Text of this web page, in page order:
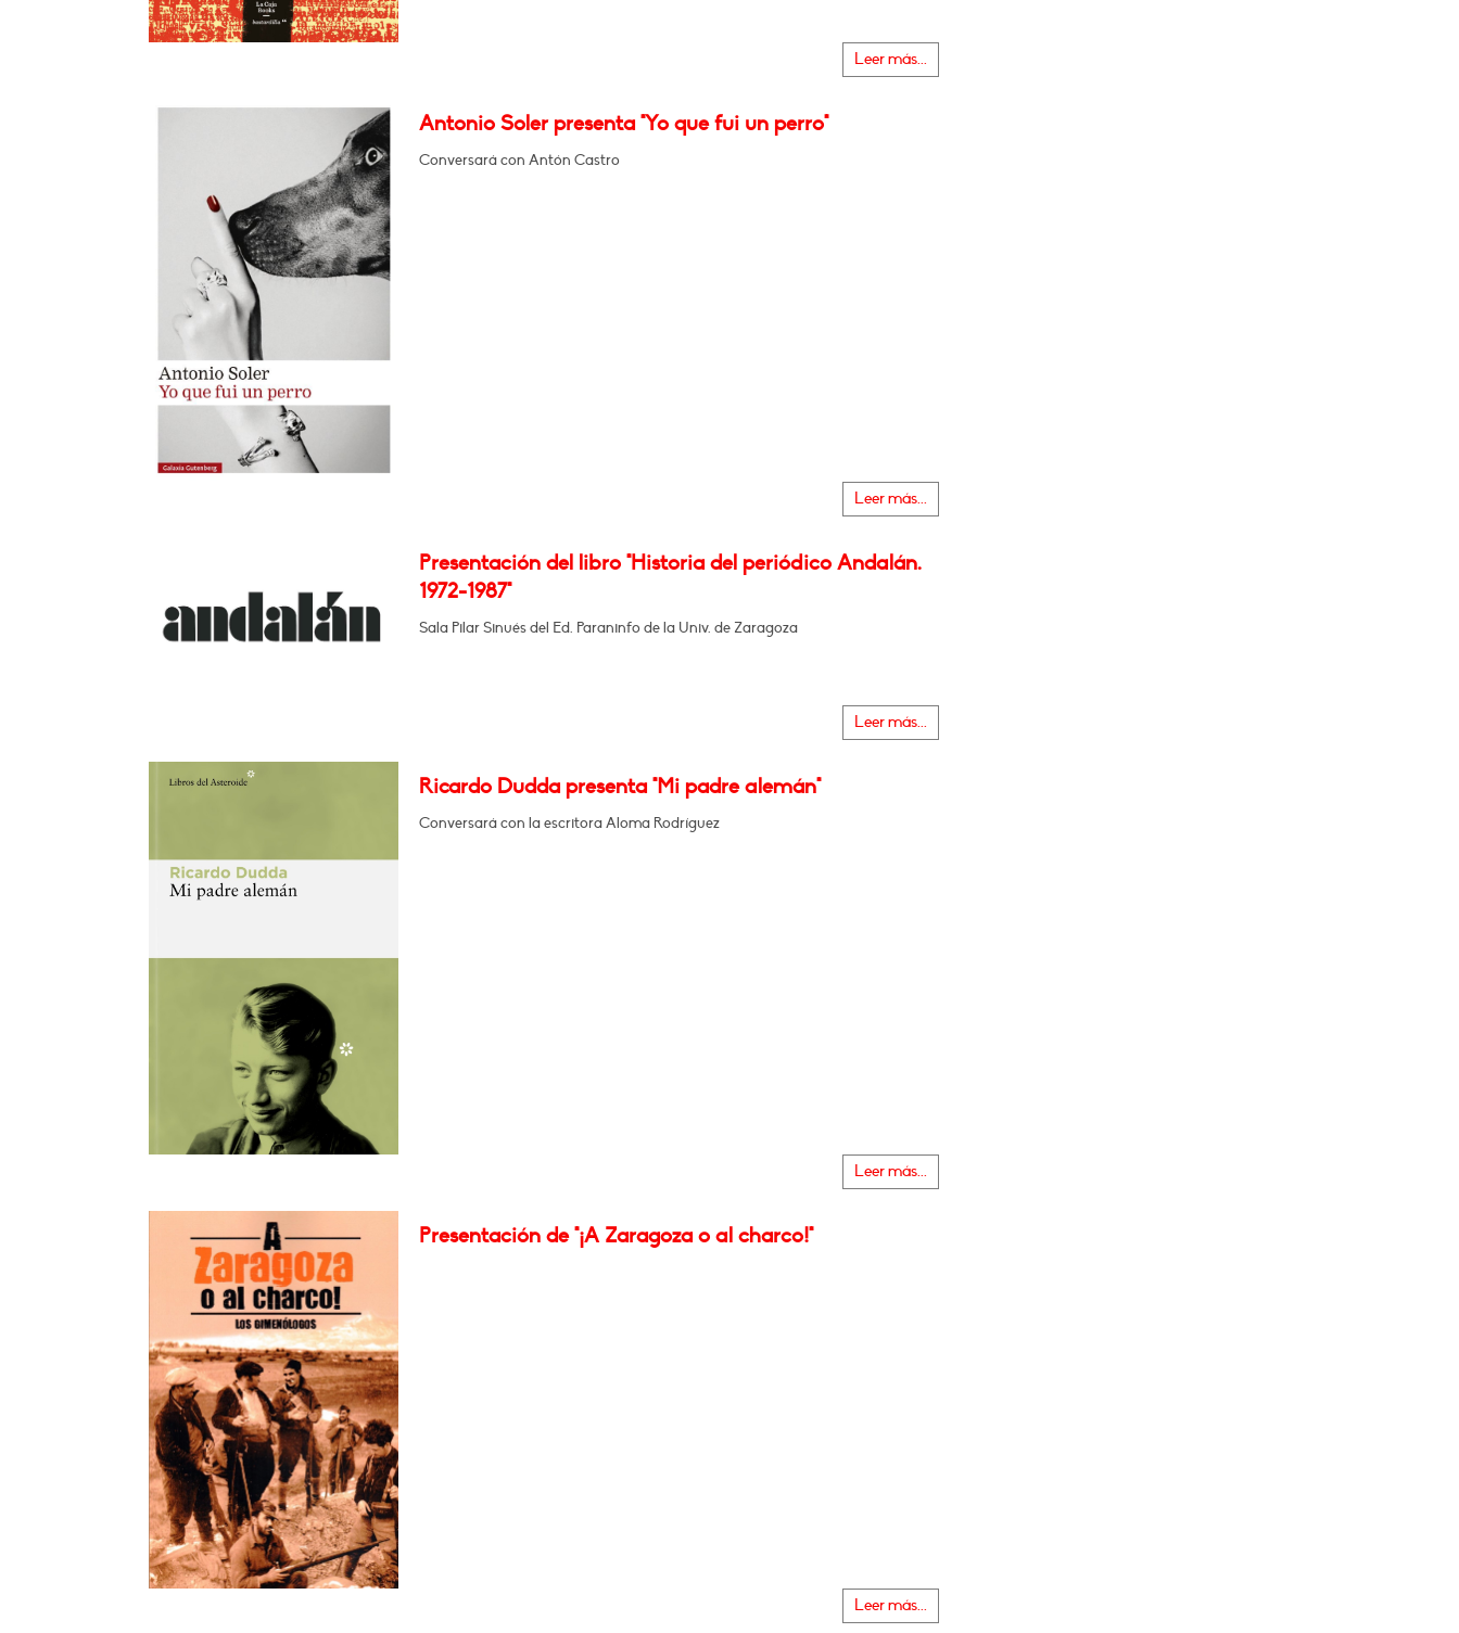
Leer más...
Antonio Soler presenta "Yo que fui un perro"
Conversará con Antón Castro
Leer más...
Presentación del libro "Historia del periódico Andalán.
1972-1987"
Sala Pilar Sinués del Ed. Paraninfo de la Univ. de Zaragoza
Leer más...
Ricardo Dudda presenta "Mi padre alemán"
Conversará con la escritora Aloma Rodríguez
Leer más...
Presentación de "¡A Zaragoza o al charco!"
Leer más...